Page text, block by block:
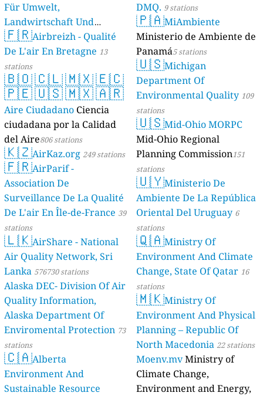
Für Umwelt,
Landwirtschaft Und
Geologie) 50 stations
🇫🇷Airbreizh - Qualité
De L'air En Bretagne 13
stations
🇧🇴🇨🇱🇲🇽🇪🇨
🇵🇪🇺🇸🇲🇽🇦🇷
Aire Ciudadano Ciencia
ciudadana por la Calidad
del Aire806 stations
🇰🇿AirKaz.org 249 stations
🇫🇷AirParif -
Association De
Surveillance De La Qualité
De L'air En Île-de-France 39
stations
🇱🇰AirShare - National
Air Quality Network, Sri
Lanka 576730 stations
Alaska DEC- Division Of Air
Quality Information,
Alaska Department Of
Enviromental Protection 73
stations
🇨🇦Alberta
Environment And
Sustainable Resource
DMQ. 9 stations
🇵🇦MiAmbiente
Ministerio de Ambiente de
Panamá5 stations
🇺🇸Michigan
Department Of
Environmental Quality 109
stations
🇺🇸Mid-Ohio MORPC
Mid-Ohio Regional
Planning Commission151
stations
🇺🇾Ministerio De
Ambiente De La República
Oriental Del Uruguay 6
stations
🇶🇦Ministry Of
Environment And Climate
Change, State Of Qatar 16
stations
🇲🇰Ministry Of
Environment And Physical
Planning – Republic Of
North Macedonia 22 stations
Moenv.mvMinistry of
Climate Change,
Environment and Energy,